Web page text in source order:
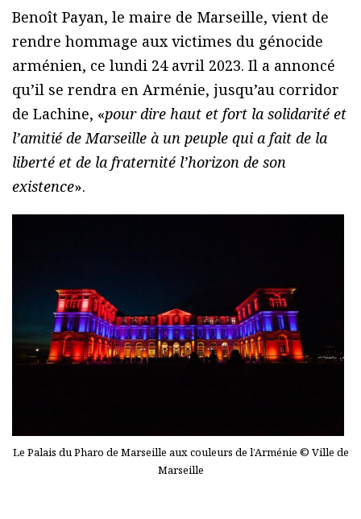
Benoît Payan, le maire de Marseille, vient de
rendre hommage aux victimes du génocide
arménien, ce lundi 24 avril 2023. Il a annoncé
qu’il se rendra en Arménie, jusqu’au corridor
de Lachine, «pour dire haut et fort la solidarité et
l’amitié de Marseille à un peuple qui a fait de la
liberté et de la fraternité l’horizon de son
existence».
Le Palais du Pharo de Marseille aux couleurs de l’Arménie © Ville de
Marseille